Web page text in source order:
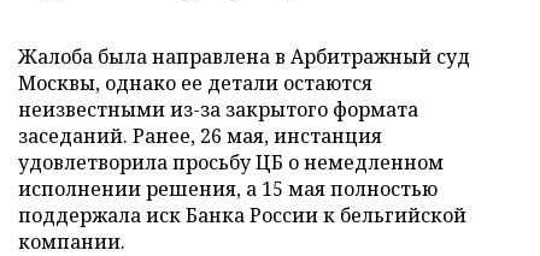
Жалоба была направлена в Арбитражный суд
Москвы, однако ее детали остаются
неизвестными из-за закрытого формата
заседаний. Ранее, 26 мая, инстанция
удовлетворила просьбу ЦБ о немедленном
исполнении решения, а 15 мая полностью
поддержала иск Банка России к бельгийской
компании.